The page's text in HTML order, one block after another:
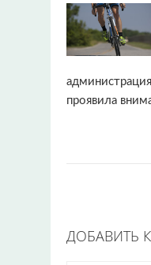
проявила
ДОБАВИТЬ